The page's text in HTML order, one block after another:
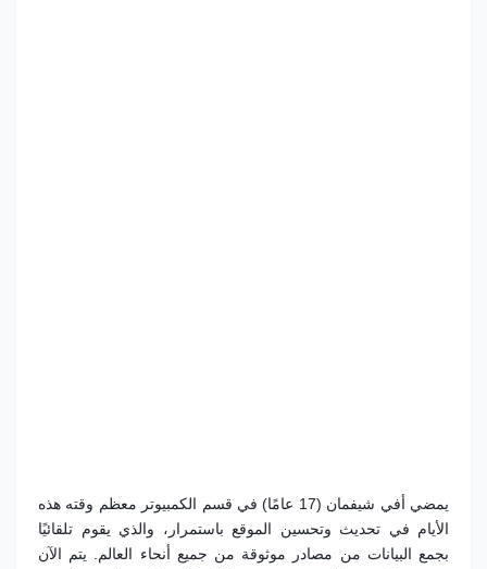
يمضي أفي شيفمان (17 عامًا) في قسم الكمبيوتر معظم وقته هذه
الأيام في تحديث وتحسين الموقع باستمرار، والذي يقوم تلقائيًا
بجمع البيانات من مصادر موثوقة من جميع أنحاء العالم. يتم الآن